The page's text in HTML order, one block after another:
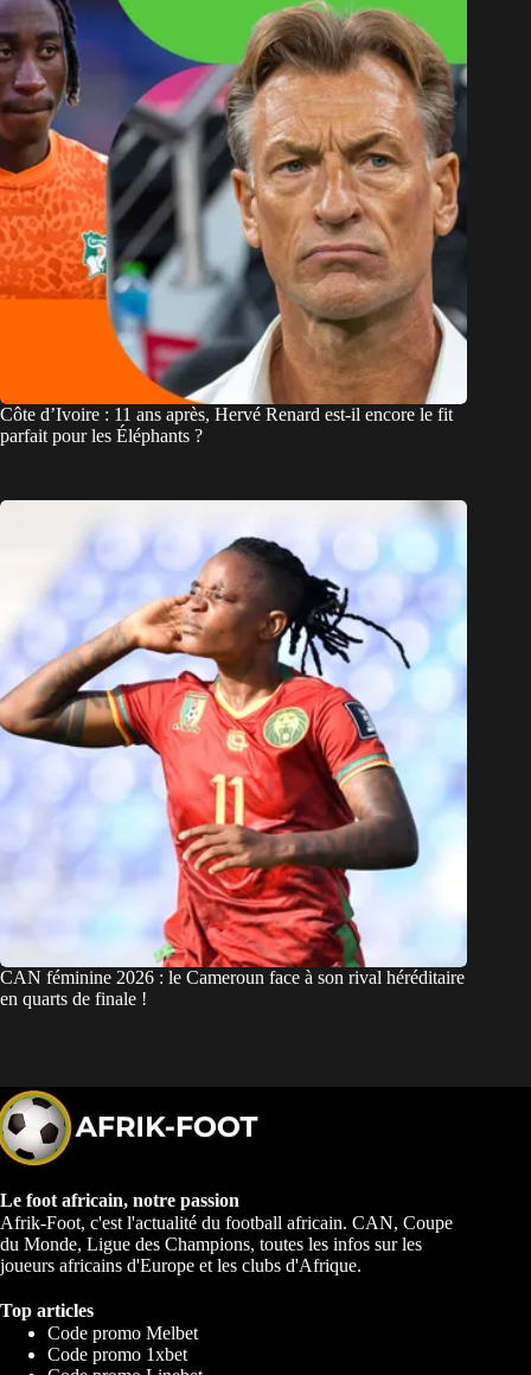
Côte d’Ivoire : 11 ans après, Hervé Renard est-il encore le fit
parfait pour les Éléphants ?
CAN féminine 2026 : le Cameroun face à son rival héréditaire
en quarts de finale !
Le foot africain, notre passion
Afrik-Foot, c'est l'actualité du football africain. CAN, Coupe
du Monde, Ligue des Champions, toutes les infos sur les
joueurs africains d'Europe et les clubs d'Afrique.
Top articles
Code promo Melbet
Code promo 1xbet